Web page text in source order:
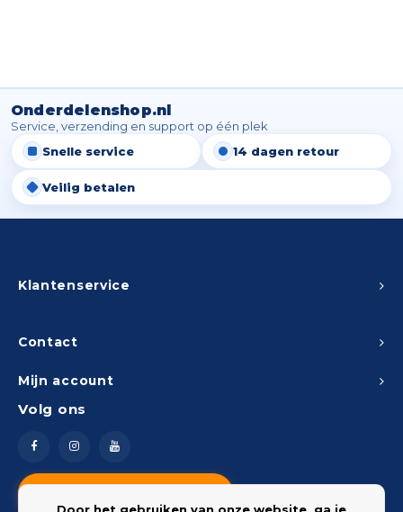
Onderdelenshop.nl
Service, verzending en support op één plek
Snelle service
14 dagen retour
Veilig betalen
Contact
Klantenservice
Mijn account
Volg ons